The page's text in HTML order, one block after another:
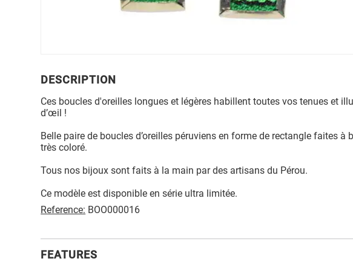
DESCRIPTION
Ces boucles d'oreilles longues et légères habillent toutes vos tenues et
d’œil !
Belle paire de boucles d’oreilles péruviens en forme de rectangle faites à
très coloré.
Tous nos bijoux sont faits à la main par des artisans du Pérou.
Ce modèle est disponible en série ultra limitée.
Reference: BOO000016
FEATURES